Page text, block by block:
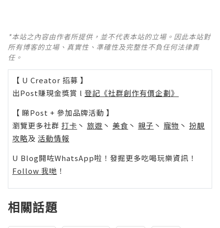
*本站之內容由作者所提供，並不代表本站的立場。因此本站對
所有博客的立場、真實性、準確性及完整性不負任何法律責
任。
【 U Creator 招募 】
出Post賺現金獎賞 l 登記《社群創作有價企劃》
【 睇Post + 參加品牌活動 】
瀏覽更多社群 打卡 丶 旅遊 丶 美食 丶 親子 丶 寵物 丶 扮靚
攻略及 活動情報
U Blog開咗WhatsApp啦！發掘更多吃喝玩樂資訊！
Follow 我哋 ！
相關話題